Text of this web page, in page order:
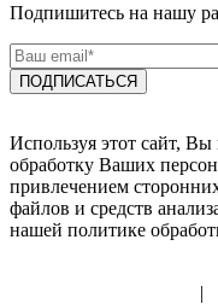
Подпишитесь на нашу
Используя этот сайт, Вы
обработку Ваших
привлечением
файлов и средств
нашей политике
|